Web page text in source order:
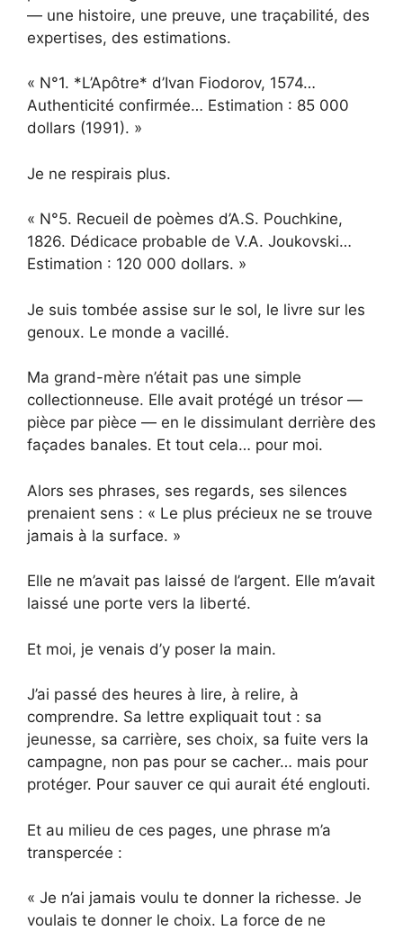
— une histoire, une preuve, une traçabilité, des
expertises, des estimations.
« N°1. *L’Apôtre* d’Ivan Fiodorov, 1574…
Authenticité confirmée… Estimation : 85 000
dollars (1991). »
Je ne respirais plus.
« N°5. Recueil de poèmes d’A.S. Pouchkine,
1826. Dédicace probable de V.A. Joukovski…
Estimation : 120 000 dollars. »
Je suis tombée assise sur le sol, le livre sur les
genoux. Le monde a vacillé.
Ma grand-mère n’était pas une simple
collectionneuse. Elle avait protégé un trésor —
pièce par pièce — en le dissimulant derrière des
façades banales. Et tout cela… pour moi.
Alors ses phrases, ses regards, ses silences
prenaient sens : « Le plus précieux ne se trouve
jamais à la surface. »
Elle ne m’avait pas laissé de l’argent. Elle m’avait
laissé une porte vers la liberté.
Et moi, je venais d’y poser la main.
J’ai passé des heures à lire, à relire, à
comprendre. Sa lettre expliquait tout : sa
jeunesse, sa carrière, ses choix, sa fuite vers la
campagne, non pas pour se cacher… mais pour
protéger. Pour sauver ce qui aurait été englouti.
Et au milieu de ces pages, une phrase m’a
transpercée :
« Je n’ai jamais voulu te donner la richesse. Je
voulais te donner le choix. La force de ne